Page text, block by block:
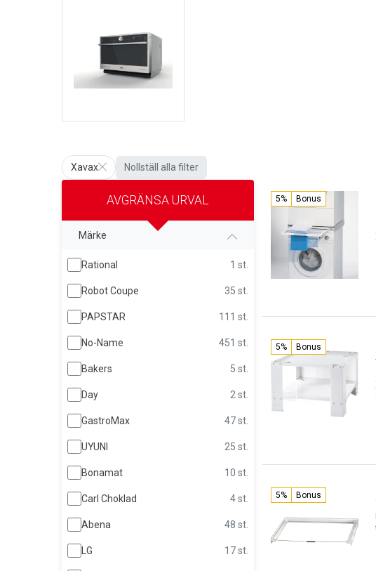
Xavax Nollställ alla filter
AVGRÄNSA URVAL
Märke
Rational 1 st.
Robot Coupe 35 st.
PAPSTAR 111 st.
No-Name 451 st.
Bakers 5 st.
Day 2 st.
GastroMax 47 st.
UYUNI 25 st.
Bonamat 10 st.
Carl Choklad 4 st.
Abena 48 st.
LG 17 st.
5% Bonus
5% Bonus
5% Bonus